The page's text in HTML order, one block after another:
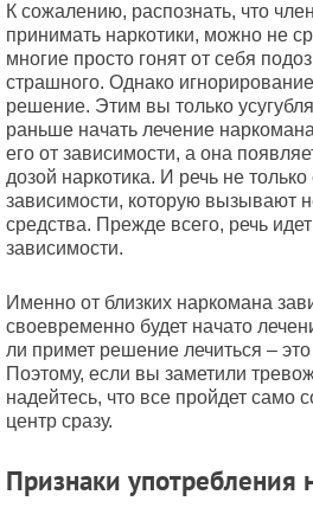
К сожалению, распознать, что
принимать наркотики, можно не
многие просто гонят от себя
страшного. Однако
решение. Этим вы только
раньше начать лечение
его от зависимости, а она
дозой наркотика. И речь не
зависимости, которую вызывают
средства. Прежде всего, речь
зависимости.
Именно от близких наркомана
своевременно будет начато
ли примет решение лечиться –
Поэтому, если вы заметили
надейтесь, что все пройдет само
центр сразу.
Признаки употребления